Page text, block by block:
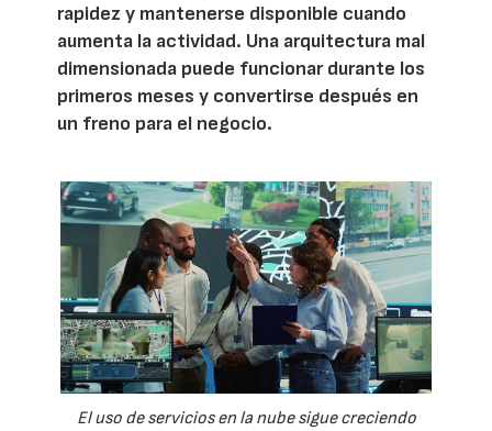
rapidez y mantenerse disponible cuando
aumenta la actividad. Una arquitectura mal
dimensionada puede funcionar durante los
primeros meses y convertirse después en
un freno para el negocio.
El uso de servicios en la nube sigue creciendo